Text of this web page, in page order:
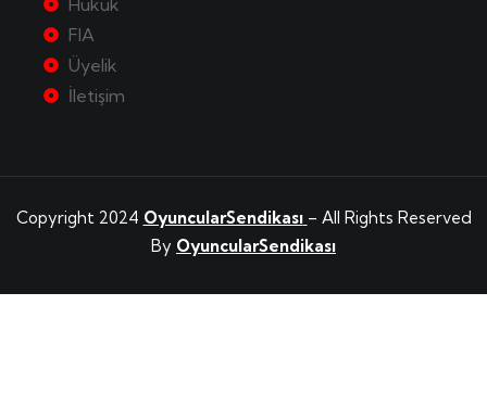
Hukuk
FIA
Üyelik
İletişim
Copyright 2024 OyuncularSendikası – All Rights Reserved
By OyuncularSendikası